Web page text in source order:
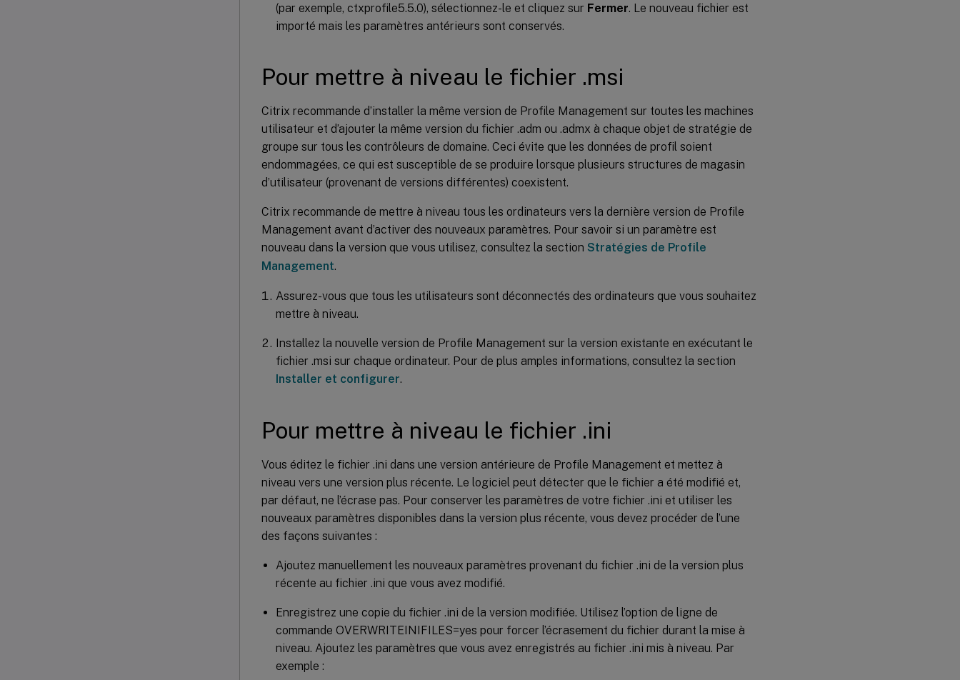
(par exemple, ctxprofile5.5.0), sélectionnez-le et cliquez sur Fermer. Le nouveau fichier est
importé mais les paramètres antérieurs sont conservés.
Pour mettre à niveau le fichier .msi
Citrix recommande d’installer la même version de Profile Management sur toutes les machines
utilisateur et d’ajouter la même version du fichier .adm ou .admx à chaque objet de stratégie de
groupe sur tous les contrôleurs de domaine. Ceci évite que les données de profil soient
endommagées, ce qui est susceptible de se produire lorsque plusieurs structures de magasin
d’utilisateur (provenant de versions différentes) coexistent.
Citrix recommande de mettre à niveau tous les ordinateurs vers la dernière version de Profile
Management avant d’activer des nouveaux paramètres. Pour savoir si un paramètre est
nouveau dans la version que vous utilisez, consultez la section Stratégies de Profile
Management.
Assurez-vous que tous les utilisateurs sont déconnectés des ordinateurs que vous souhaitez
mettre à niveau.
Installez la nouvelle version de Profile Management sur la version existante en exécutant le
fichier .msi sur chaque ordinateur. Pour de plus amples informations, consultez la section
Installer et configurer.
Pour mettre à niveau le fichier .ini
Vous éditez le fichier .ini dans une version antérieure de Profile Management et mettez à
niveau vers une version plus récente. Le logiciel peut détecter que le fichier a été modifié et,
par défaut, ne l’écrase pas. Pour conserver les paramètres de votre fichier .ini et utiliser les
nouveaux paramètres disponibles dans la version plus récente, vous devez procéder de l’une
des façons suivantes :
Ajoutez manuellement les nouveaux paramètres provenant du fichier .ini de la version plus
récente au fichier .ini que vous avez modifié.
Enregistrez une copie du fichier .ini de la version modifiée. Utilisez l’option de ligne de
commande OVERWRITEINIFILES=yes pour forcer l’écrasement du fichier durant la mise à
niveau. Ajoutez les paramètres que vous avez enregistrés au fichier .ini mis à niveau. Par
exemple :